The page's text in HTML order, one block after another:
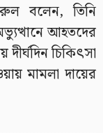
বলেন, তিনি
আহতদের
চিকিৎসা
মামলা দায়ের